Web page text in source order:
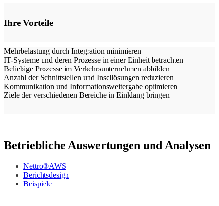
Ihre Vorteile
Mehrbelastung durch Integration minimieren
IT-Systeme und deren Prozesse in einer Einheit betrachten
Beliebige Prozesse im Verkehrsunternehmen abbilden
Anzahl der Schnittstellen und Insellösungen reduzieren
Kommunikation und Informationsweitergabe optimieren
Ziele der verschiedenen Bereiche in Einklang bringen
Betriebliche Auswertungen und Analysen
Nettro®AWS
Berichtsdesign
Beispiele